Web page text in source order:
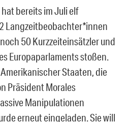
hat bereits im Juli elf
Langzeitbeobachter*innen
noch 50 Kurzzeiteinsätzler und
Europaparlaments stoßen.
Staaten, die
Präsident Morales
Manipulationen
erneut eingeladen.Siewill